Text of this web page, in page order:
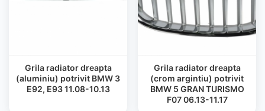
Grila radiator dreapta
(aluminiu) potrivit BMW 3
E92, E93 11.08-10.13
Grila radiator dreapta
(crom argintiu) potrivit
BMW 5 GRAN TURISMO
F07 06.13-11.17